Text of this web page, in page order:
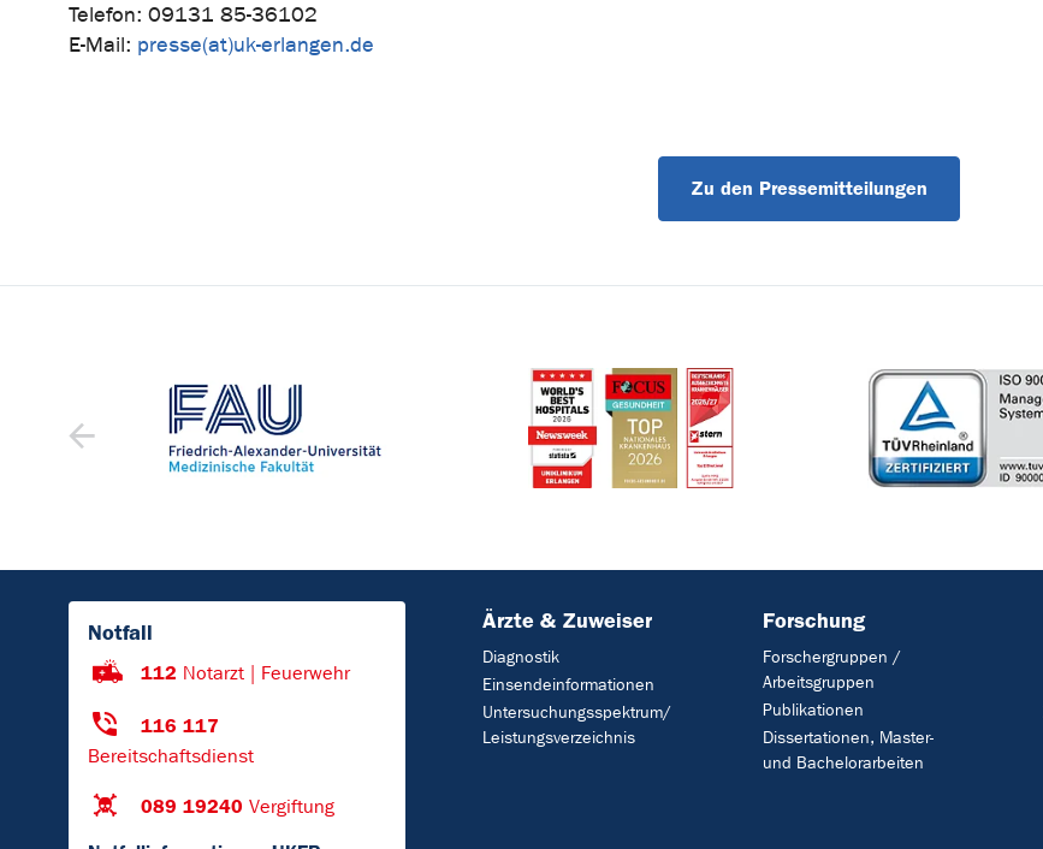
Telefon: 09131 85-36102
E-Mail: presse(at)uk-erlangen.de
Zu den Pressemitteilungen
Notfall
112 Notarzt | Feuerwehr
116 117
Bereitschaftsdienst
089 19240 Vergiftung
Ärzte & Zuweiser
Diagnostik
Einsendeinformationen
Untersuchungsspektrum/
Leistungsverzeichnis
Forschung
Forschergruppen /
Arbeitsgruppen
Publikationen
Dissertationen, Master-
und Bachelorarbeiten